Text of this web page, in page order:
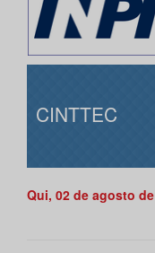
CINTTEC
Qui, 02 de agosto